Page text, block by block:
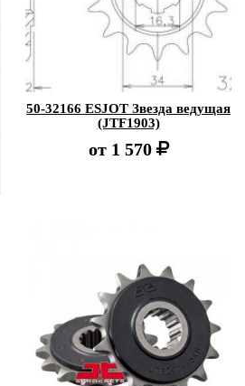
50-32166 ESJOT Звезда ведущая
(JTF1903)
от 1 570